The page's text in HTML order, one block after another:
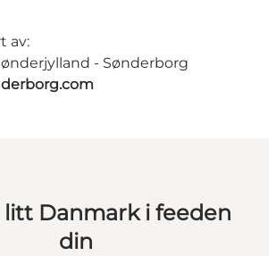
av:
- Sønderborg
litt Danmark i feeden
din